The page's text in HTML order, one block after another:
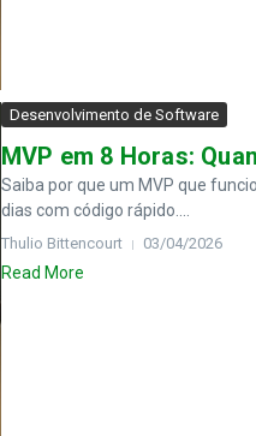
Desenvolvimento de Software
MVP em 8 Horas:
Saiba por que um MVP que
dias com código rápido....
Thulio Bittencourt 03/04/2026
Read More